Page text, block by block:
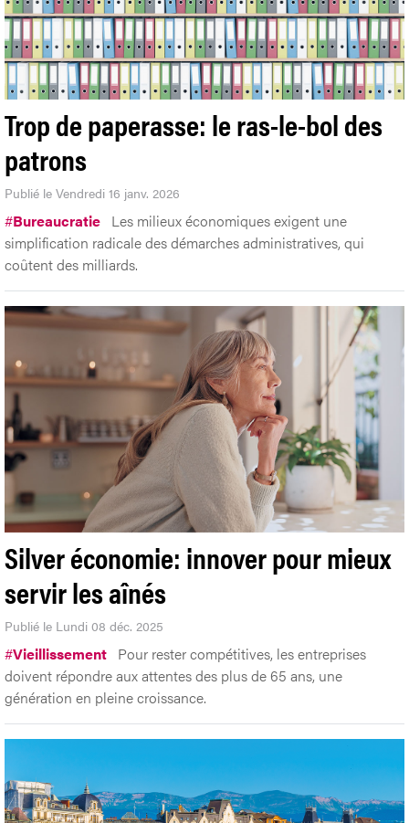
Trop de paperasse: le ras-le-bol des
patrons
Publié le Vendredi 16 janv. 2026
#Bureaucratie Les milieux économiques exigent une
simplification radicale des démarches administratives, qui
coûtent des milliards.
Silver économie: innover pour mieux
servir les aînés
Publié le Lundi 08 déc. 2025
#Vieillissement Pour rester compétitives, les entreprises
doivent répondre aux attentes des plus de 65 ans, une
génération en pleine croissance.